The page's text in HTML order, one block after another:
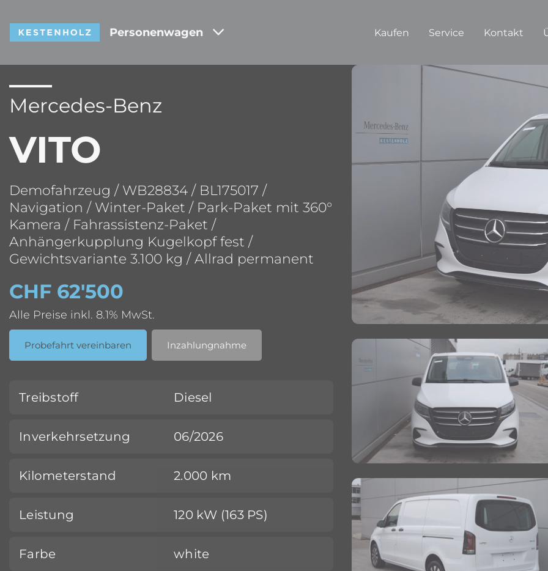
Personenwagen Kaufen Service Kontakt
Mercedes-Benz
VITO
Demofahrzeug / WB28834 / BL175017 /
Navigation / Winter-Paket / Park-Paket mit 360°
Kamera / Fahrassistenz-Paket /
Anhängerkupplung Kugelkopf fest /
Gewichtsvariante 3.100 kg / Allrad permanent
CHF 62'500
Alle Preise inkl. 8.1% MwSt.
Probefahrt vereinbaren Inzahlungnahme
Treibstoff Diesel
Inverkehrsetzung 06/2026
Kilometerstand 2.000 km
Leistung 120 kW (163 PS)
Farbe white